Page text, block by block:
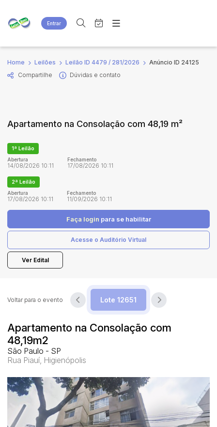
Entrar
Criar conta Entrar
Site
Agenda
Quem Somos
Busca por palavra-chave
Estados Cidade
Bairro
Judiciais
Faixa de valor
Quem Somos
Home Leilões Leilão ID 4479 / 281/2026
Anúncio ID 24125
Compartilhe
Dúvidas e contato
Apartamento na Consolação com 48,19 m²
1ª Leilão
Abertura
14/08/2026 10:11
Fechamento
17/08/2026 10:11
2ª Leilão
Abertura
17/08/2026 10:11
Fechamento
11/09/2026 10:11
Faça login para se habilitar
Acesse o Auditório Virtual
Ver Edital
Apartamento na Consolação com
48,19m2
São Paulo - SP
Rua Piauí, Higienópolis
Voltar para o evento